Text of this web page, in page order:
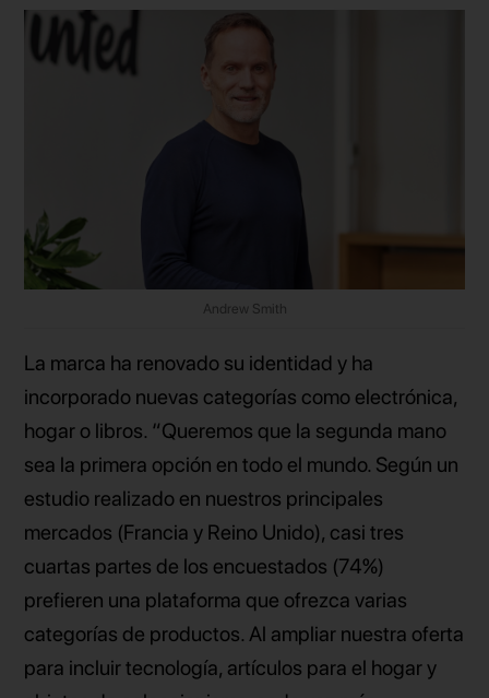
Andrew Smith
La marca ha renovado su identidad y ha
incorporado nuevas categorías como electrónica,
hogar o libros. “Queremos que la segunda mano
sea la primera opción en todo el mundo. Según un
estudio realizado en nuestros principales
mercados (Francia y Reino Unido), casi tres
cuartas partes de los encuestados (74%)
prefieren una plataforma que ofrezca varias
categorías de productos. Al ampliar nuestra oferta
para incluir tecnología, artículos para el hogar y